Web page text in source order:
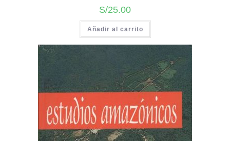
S/25.00
Añadir al carrito